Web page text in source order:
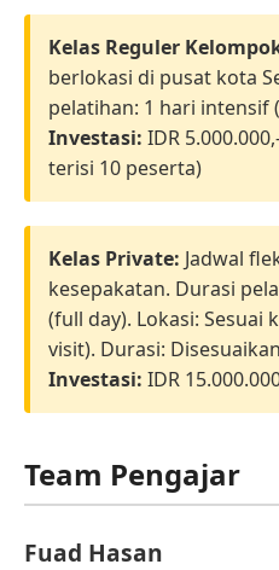
Kelas Reguler
berlokasi di pusat kota
pelatihan: 1 hari intensif
Investasi: IDR
terisi 10 peserta)
Kelas Private: Jadwal
kesepakatan. Durasi
(full day). Lokasi: Sesuai
visit). Durasi:
Investasi: IDR
Team Pengajar
Fuad Hasan